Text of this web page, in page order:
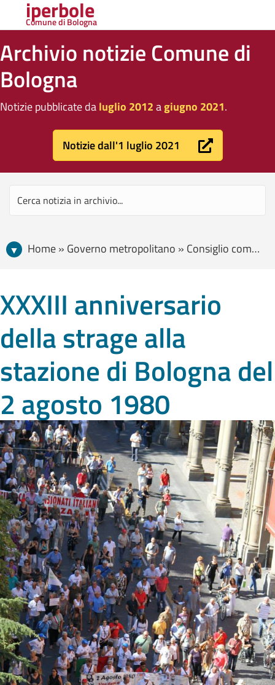
iperbole
Comune di Bologna
Archivio notizie Comune di
Bologna
Notizie pubblicate daluglio 2012agiugno 2021.
Notizie dall'1 luglio 2021
Home » Governo metropolitano » Consiglio comunale » XXXIII anniversario della strage alla stazione di Bologna del 2 agosto 1980
XXXIII anniversario
della strage alla
stazione di Bologna del
2 agosto 1980